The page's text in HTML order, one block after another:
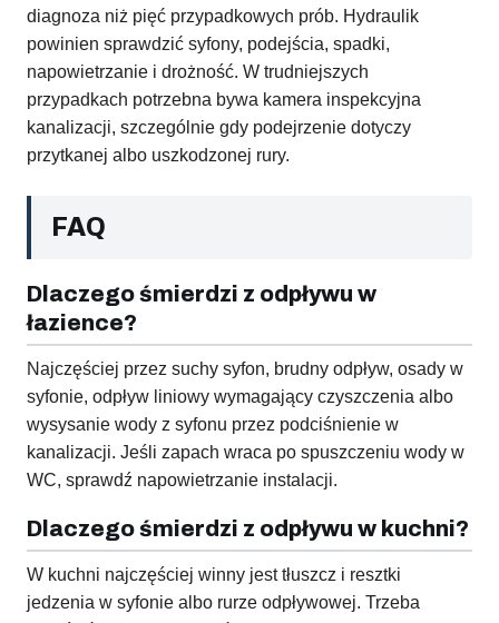
diagnoza niż pięć przypadkowych prób. Hydraulik
powinien sprawdzić syfony, podejścia, spadki,
napowietrzanie i drożność. W trudniejszych
przypadkach potrzebna bywa kamera inspekcyjna
kanalizacji, szczególnie gdy podejrzenie dotyczy
przytkanej albo uszkodzonej rury.
FAQ
Dlaczego śmierdzi z odpływu w
łazience?
Najczęściej przez suchy syfon, brudny odpływ, osady w
syfonie, odpływ liniowy wymagający czyszczenia albo
wysysanie wody z syfonu przez podciśnienie w
kanalizacji. Jeśli zapach wraca po spuszczeniu wody w
WC, sprawdź napowietrzanie instalacji.
Dlaczego śmierdzi z odpływu w kuchni?
W kuchni najczęściej winny jest tłuszcz i resztki
jedzenia w syfonie albo rurze odpływowej. Trzeba